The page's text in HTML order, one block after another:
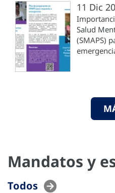
11 Dic
Salud
(SMAPS)
Mandatos y
Todos